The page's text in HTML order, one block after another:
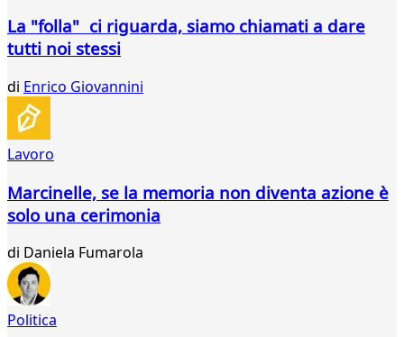
La "folla" ci riguarda, siamo chiamati a dare
tutti noi stessi
di Enrico Giovannini
Lavoro
Marcinelle, se la memoria non diventa azione è
solo una cerimonia
di Daniela Fumarola
Politica